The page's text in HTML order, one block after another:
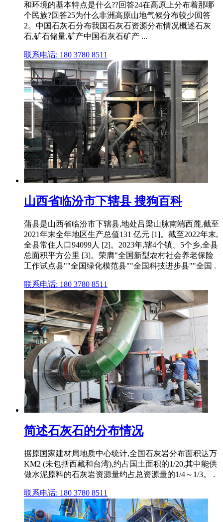
和环境的基本特点是什么??回答24在高原上分布着那哪
个民族?回答25为什么非洲高原山地气候分布较少回答
2。中国石灰石分布我国石灰石资源分布情况概述石灰
石,矿石储量,矿产中国石灰石矿产 ...
联系电话: 180 3780 8511
山西省临汾市下辖县 搜狗百科
蒲县是山西省临汾市下辖县,地处吕梁山脉南端西麓,截至
2021年末全年地区生产总值131 亿元 [1]。截至2022年末,
全县常住人口94099人 [2]。2023年,辖4个镇、5个乡,全县
总面积平方公里 [3]。荣膺"全国新型农村社会养老保险
工作试点县""全国绿化模范县""全国科技进步县""全国 .
联系电话: 180 3780 8511
简述石灰石的分布情况
据原国家建材局地质中心统计,全国石灰岩分布面积达万
KM2 (未包括西藏和台湾),约占国土面积的1/20,其中能供
做水泥原料的石灰岩资源量约占总资源量的1/4～1/3。 .
联系电话: 180 3780 8511